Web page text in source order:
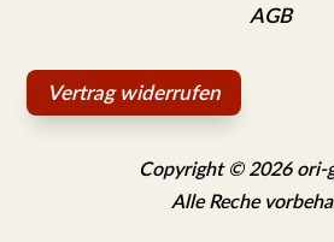
AGB
Vertrag widerrufen
Copyright © 2026 ori-
Alle Reche